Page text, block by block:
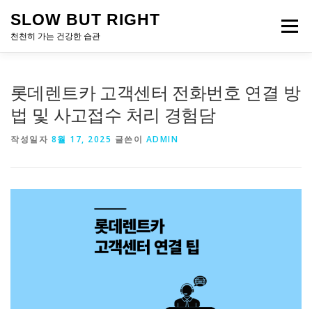
SLOW BUT RIGHT
천천히 가는 건강한 습관
메뉴
롯데렌트카 고객센터 전화번호 연결 방
법 및 사고접수 처리 경험담
작성일자 8월 17, 2025 글쓴이 ADMIN